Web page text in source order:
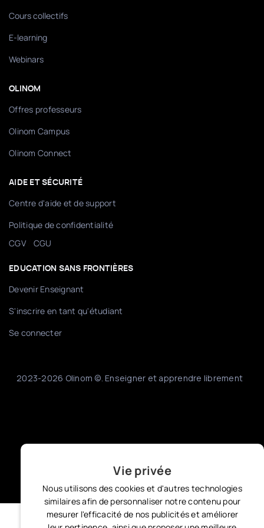
Cours collectifs
E-learning
Webinars
OLINOM
Offres professeurs
Olinom Campus
Olinom Connect
AIDE ET SÉCURITÉ
Centre d'aide et de support
Politique de confidentialité
CGV/ CGU
EDUCATION SANS FRONTIÈRES
Devenir Enseignant
S'inscrire en tant qu'étudiant
Se connecter
2023-2026 Olinom ©. Enseigner et apprendre librement
Vie privée
Nous utilisons des cookies et d'autres technologies
similaires afin de personnaliser notre contenu pour
mesurer l'efficacité de nos publicités et améliorer